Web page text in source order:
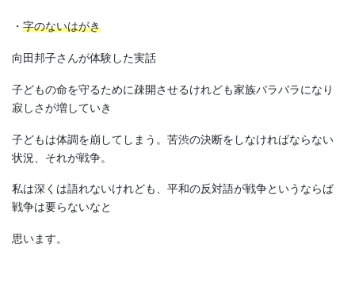
・ 字のないはがき
向田邦子さんが体験した実話
子どもの命を守るために疎開させるけれども家族バラバラになり
寂しさが増していき
子どもは体調を崩してしまう。苦渋の決断をしなければならない
状況、それが戦争。
私は深くは語れないけれども、平和の反対語が戦争というならば
戦争は要らないなと
思います。